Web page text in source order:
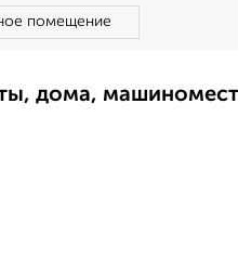
помещение
дома,